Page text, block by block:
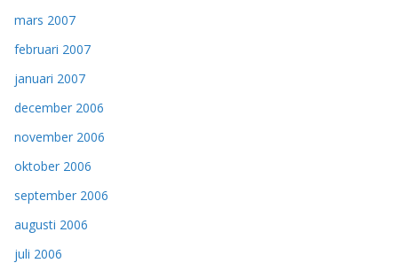
mars 2007
februari 2007
januari 2007
december 2006
november 2006
oktober 2006
september 2006
augusti 2006
juli 2006